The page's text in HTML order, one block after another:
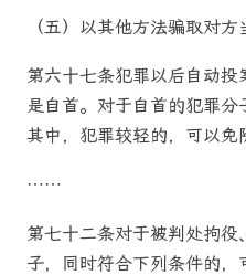
（五）以其他方法骗取对方
第六十七条犯罪以后自动投
是自首。对于自首的犯罪分
其中，犯罪较轻的，可以免
……
第七十二条对于被判处拘
子，同时符合下列条件的